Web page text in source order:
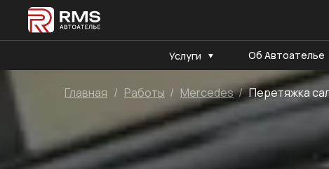
Услуги Об Автоателье
/ /
Работы Mercedes Перетяжка
/
Главная